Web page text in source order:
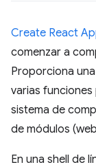
Create React
comenzar a
Proporciona
varias
sistema de
de módulos
En una shell de